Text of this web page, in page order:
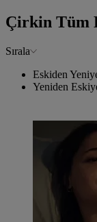
Çirkin Tüm
Sırala
Eskiden
Yeniden